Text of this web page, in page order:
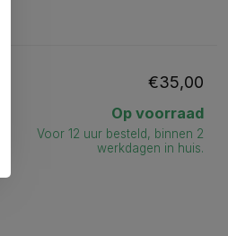
€35,00
Op voorraad
Voor 12 uur besteld, binnen 2
werkdagen in huis.